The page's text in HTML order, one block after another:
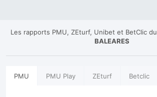
Les rapports PMU, ZEturf, Unibet et BetClic du
BALEARES
PMU PMU Play ZEturf Betclic